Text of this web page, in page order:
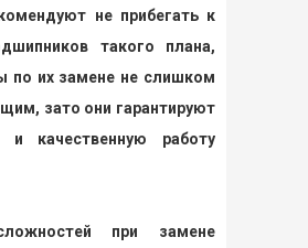
не прибегать к
такого плана,
по их замене не слишком
зато они гарантируют
и качественную работу
при замене